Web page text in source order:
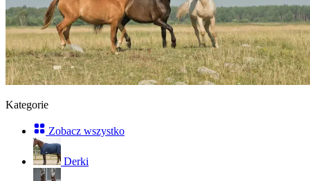
Kategorie
Zobacz wszystko
Derki